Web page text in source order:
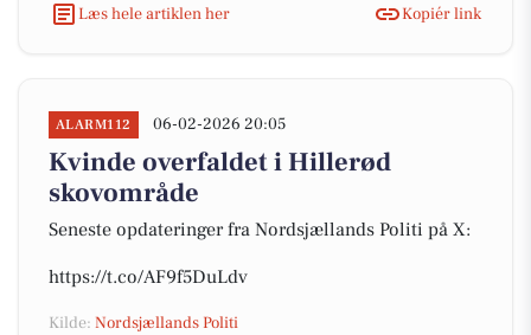
Læs hele artiklen her
Kopiér link
ALARM112 06-02-2026 20:05
Kvinde overfaldet i Hillerød
skovområde
Seneste opdateringer fra Nordsjællands Politi på X:
https://t.co/AF9f5DuLdv
Kilde: Nordsjællands Politi